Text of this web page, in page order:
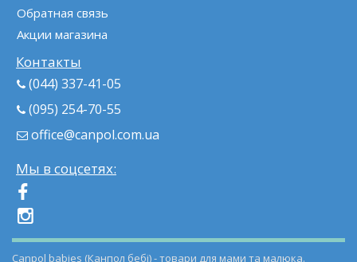
Обратная связь
Акции магазина
Контакты
(044) 337-41-05
(095) 254-70-55
office@canpol.com.ua
Мы в соцсетях:
Canpol babies (Канпол бебі) - товари для мами та малюка.